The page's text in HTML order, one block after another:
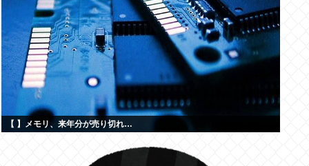
【 】メモリ、来年分が売り切れ…